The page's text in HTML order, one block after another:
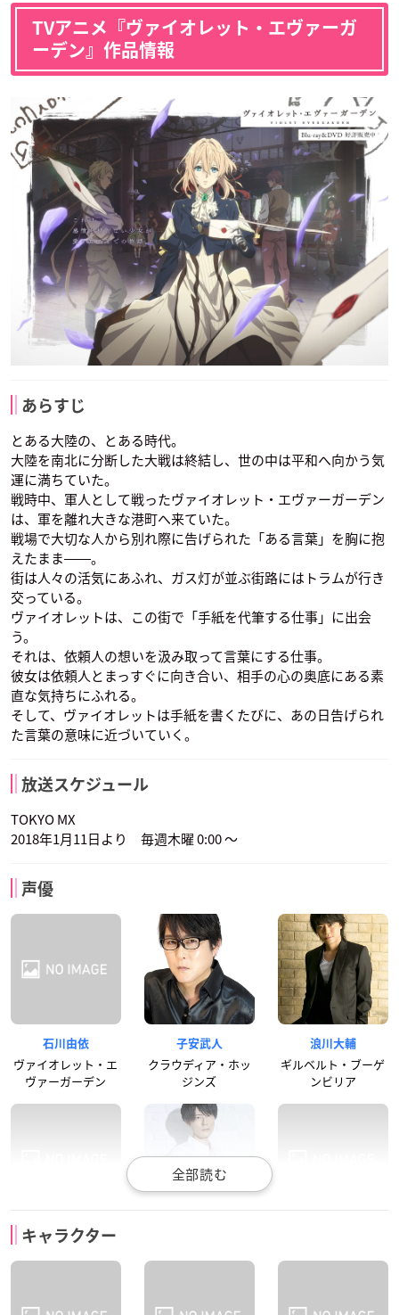
TVアニメ『ヴァイオレット・エヴァーガ
ーデン』作品情報
あらすじ
とある大陸の、とある時代。
大陸を南北に分断した大戦は終結し、世の中は平和へ向かう気
運に満ちていた。
戦時中、軍人として戦ったヴァイオレット・エヴァーガーデン
は、軍を離れ大きな港町へ来ていた。
戦場で大切な人から別れ際に告げられた「ある言葉」を胸に抱
えたまま――。
街は人々の活気にあふれ、ガス灯が並ぶ街路にはトラムが行き
交っている。
ヴァイオレットは、この街で「手紙を代筆する仕事」に出会
う。
それは、依頼人の想いを汲み取って言葉にする仕事。
彼女は依頼人とまっすぐに向き合い、相手の心の奥底にある素
直な気持ちにふれる。
そして、ヴァイオレットは手紙を書くたびに、あの日告げられ
た言葉の意味に近づいていく。
放送スケジュール
TOKYO MX
2018年1月11日より 毎週木曜 0:00 ～
声優
石川由依
ヴァイオレット・エ
ヴァーガーデン
子安武人
クラウディア・ホッ
ジンズ
浪川大輔
ギルベルト・ブーゲ
ンビリア
遠藤綾
キャラクター